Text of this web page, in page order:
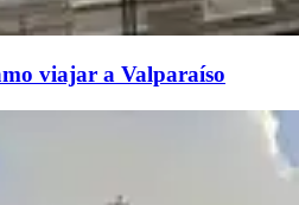
viajar a Valparaíso